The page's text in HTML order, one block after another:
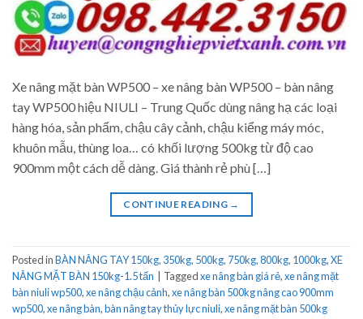
Xe nâng mặt bàn WP500 – xe nâng bàn WP500 – bàn nâng
tay WP500 hiệu NIULI – Trung Quốc dùng nâng hạ các loại
hàng hóa, sản phẩm, chậu cây cảnh, chậu kiểng máy móc,
khuôn mẫu, thùng loa… có khối lượng 500kg từ độ cao
900mm một cách dễ dàng. Giá thành rẻ phù […]
CONTINUE READING →
Posted inBÀN NÂNG TAY 150kg, 350kg, 500kg, 750kg, 800kg, 1000kg,XE
NÂNG MẶT BÀN 150kg-1.5 tấn
Taggedxe nâng bàn giá rẻ,xe nâng mặt
bàn niuli wp500,xe nâng chậu cảnh,xe nâng bàn 500kg nâng cao 900mm
wp500,xe nâng bàn,bàn nâng tay thủy lực niuli,xe nâng mặt bàn 500kg